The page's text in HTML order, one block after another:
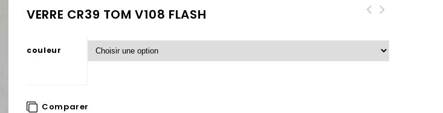
VERRE CR39 TOM V108 FLASH
couleur
Comparer